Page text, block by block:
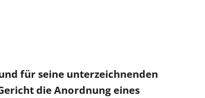
für seine unterzeichnenden
die Anordnung eines